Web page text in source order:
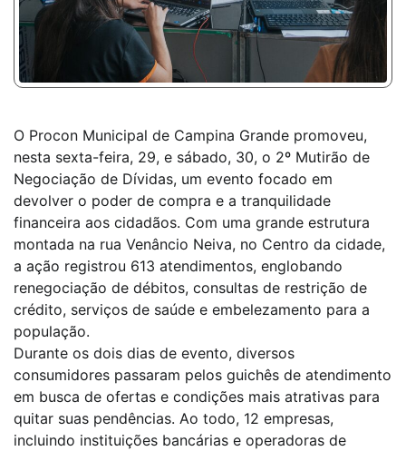
O Procon Municipal de Campina Grande promoveu,
nesta sexta-feira, 29, e sábado, 30, o 2º Mutirão de
Negociação de Dívidas, um evento focado em
devolver o poder de compra e a tranquilidade
financeira aos cidadãos. Com uma grande estrutura
montada na rua Venâncio Neiva, no Centro da cidade,
a ação registrou 613 atendimentos, englobando
renegociação de débitos, consultas de restrição de
crédito, serviços de saúde e embelezamento para a
população.
Durante os dois dias de evento, diversos
consumidores passaram pelos guichês de atendimento
em busca de ofertas e condições mais atrativas para
quitar suas pendências. Ao todo, 12 empresas,
incluindo instituições bancárias e operadoras de